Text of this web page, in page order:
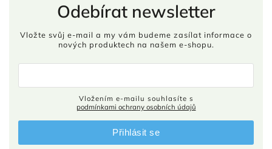
Odebírat newsletter
Vložte svůj e-mail a my vám budeme zasílat informace o
nových produktech na našem e-shopu.
podmínkami ochrany osobních údajů
Přihlásit se